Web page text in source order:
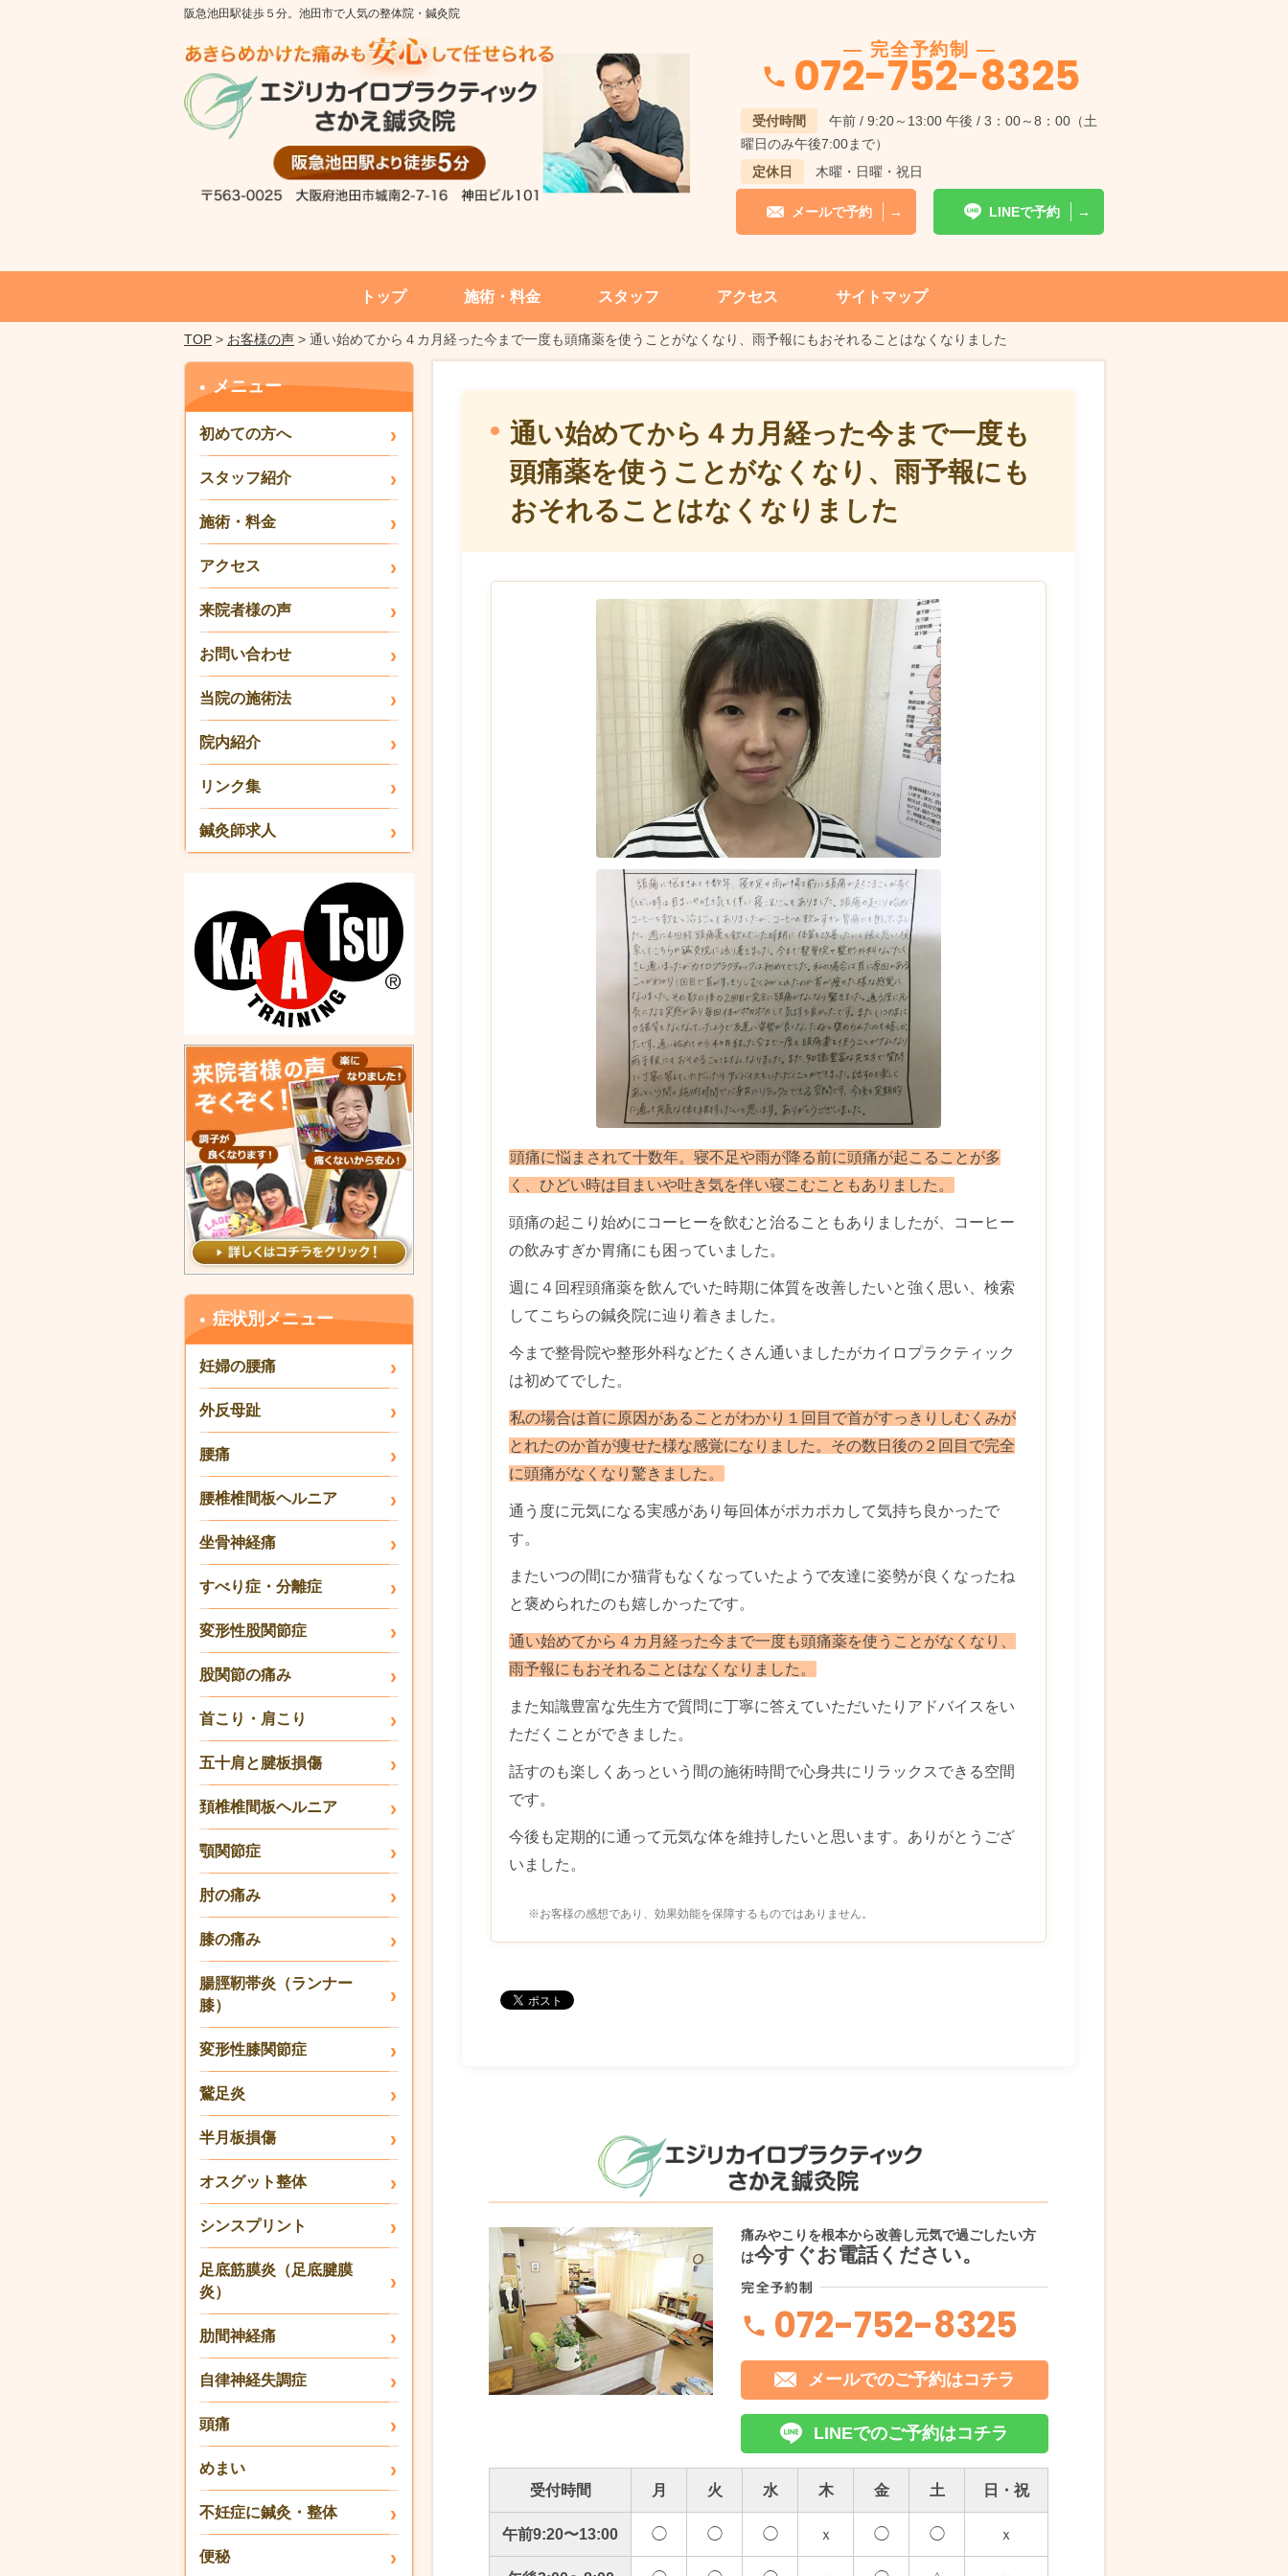
阪急池田駅徒歩５分。池田市で人気の整体院・鍼灸院
072-752-8325
受付時間
午前 / 9:20～13:00 午後 / 3：00～8：00（土
曜日のみ午後7:00まで）
定休日
木曜・日曜・祝日
メールで予約 LINEで予約
トップ 施術・料金 スタッフ アクセス サイトマップ
TOP > お客様の声 > 通い始めてから４カ月経った今まで一度も頭痛薬を使うことがなくなり、雨予報にもおそれることはなくなりました
通い始めてから４カ月経った今まで一度も
頭痛薬を使うことがなくなり、雨予報にも
おそれることはなくなりました
頭痛に悩まされて十数年。寝不足や雨が降る前に頭痛が起こることが多
く、ひどい時は目まいや吐き気を伴い寝こむこともありました。
頭痛の起こり始めにコーヒーを飲むと治ることもありましたが、コーヒー
の飲みすぎか胃痛にも困っていました。
週に４回程頭痛薬を飲んでいた時期に体質を改善したいと強く思い、検索
してこちらの鍼灸院に辿り着きました。
今まで整骨院や整形外科などたくさん通いましたがカイロプラクティック
は初めてでした。
私の場合は首に原因があることがわかり１回目で首がすっきりしむくみが
とれたのか首が痩せた様な感覚になりました。その数日後の２回目で完全
に頭痛がなくなり驚きました。
通う度に元気になる実感があり毎回体がポカポカして気持ち良かったで
す。
またいつの間にか猫背もなくなっていたようで友達に姿勢が良くなったね
と褒められたのも嬉しかったです。
通い始めてから４カ月経った今まで一度も頭痛薬を使うことがなくなり、
雨予報にもおそれることはなくなりました。
また知識豊富な先生方で質問に丁寧に答えていただいたりアドバイスをい
ただくことができました。
話すのも楽しくあっという間の施術時間で心身共にリラックスできる空間
です。
今後も定期的に通って元気な体を維持したいと思います。ありがとうござ
いました。
※お客様の感想であり、効果効能を保障するものではありません。
痛みやこりを根本から改善し元気で過ごしたい方
は今すぐお電話ください。
072-752-8325
メールでのご予約はコチラ
LINEでのご予約はコチラ
受付時間 月 火 水 木 金 土 日・祝
午前9:20〜13:00 ◯ ◯ ◯ ｘ ◯ ◯ ｘ
メニュー
初めての方へ
スタッフ紹介
施術・料金
アクセス
来院者様の声
お問い合わせ
当院の施術法
院内紹介
リンク集
鍼灸師求人
症状別メニュー
妊婦の腰痛
外反母趾
腰痛
腰椎椎間板ヘルニア
坐骨神経痛
すべり症・分離症
変形性股関節症
股関節の痛み
首こり・肩こり
五十肩と腱板損傷
頚椎椎間板ヘルニア
顎関節症
肘の痛み
膝の痛み
腸脛靭帯炎（ランナー
膝）
変形性膝関節症
鵞足炎
半月板損傷
オスグット整体
シンスプリント
足底筋膜炎（足底腱膜
炎）
肋間神経痛
自律神経失調症
頭痛
めまい
不妊症に鍼灸・整体
便秘